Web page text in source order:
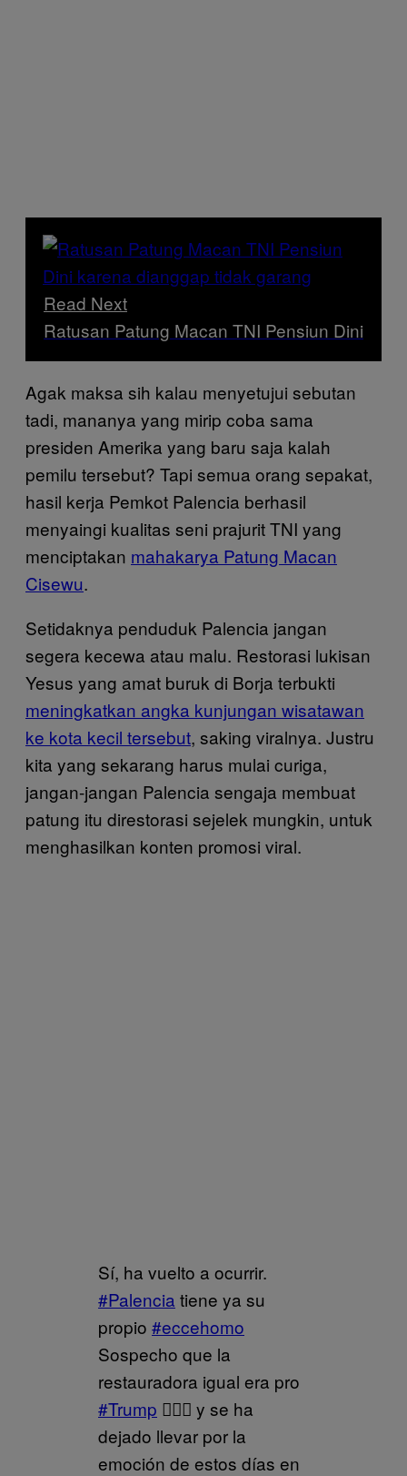
Read Next
Ratusan Patung Macan TNI Pensiun Dini
Agak maksa sih kalau menyetujui sebutan
tadi, mananya yang mirip coba sama
presiden Amerika yang baru saja kalah
pemilu tersebut? Tapi semua orang sepakat,
hasil kerja Pemkot Palencia berhasil
menyaingi kualitas seni prajurit TNI yang
menciptakan mahakarya Patung Macan
Cisewu.
Setidaknya penduduk Palencia jangan
segera kecewa atau malu. Restorasi lukisan
Yesus yang amat buruk di Borja terbukti
meningkatkan angka kunjungan wisatawan
ke kota kecil tersebut, saking viralnya. Justru
kita yang sekarang harus mulai curiga,
jangan-jangan Palencia sengaja membuat
patung itu direstorasi sejelek mungkin, untuk
menghasilkan konten promosi viral.
Sí, ha vuelto a ocurrir.
#Palencia tiene ya su
propio #eccehomo
Sospecho que la
restauradora igual era pro
#Trump 🤦🏻‍♂️ y se ha
dejado llevar por la
emoción de estos días en